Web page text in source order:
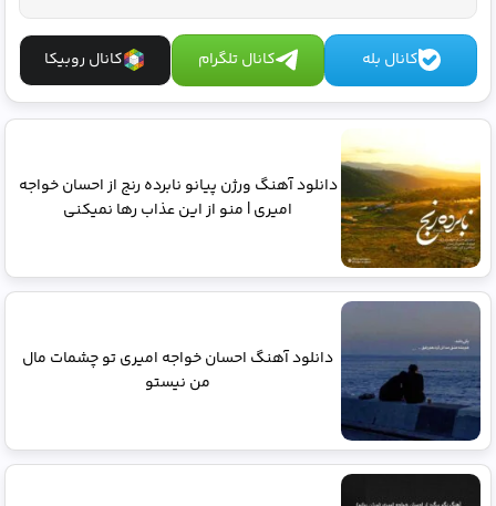
کانال بله کانال تلگرام کانال روبیکا
دانلود آهنگ ورژن پیانو نابرده رنج از احسان خواجه
امیری | منو از این عذاب رها نمیکنی
دانلود آهنگ احسان خواجه امیری تو چشمات مال
من نیستو